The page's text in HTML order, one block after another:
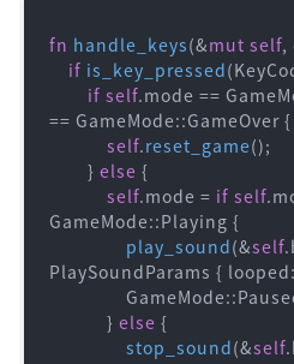
fn handle_keys(&mut self,
if is_key_pressed
if self.mode ==
== GameMode::GameOver {
self.reset_game();
        }
else {
self.mode = if self
GameMode::Playing {
play_sound(&self
PlaySoundParams { looped:
            }
else {
stop_sound(&self